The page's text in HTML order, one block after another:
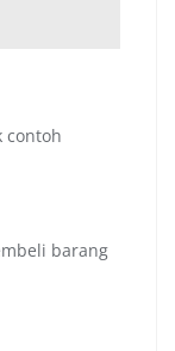
contoh
barang